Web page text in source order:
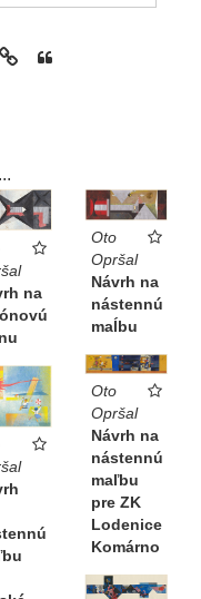
na
Oto
Opršal
Návrh na
nástennú
maĺbu
Oto
Opršal
Návrh na
nástennú
maľbu
pre ZK
Lodenice
Komárno